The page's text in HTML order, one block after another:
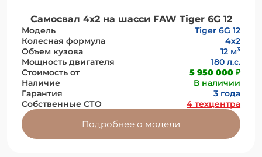
Самосвал 4х2 на шасси FAW Tiger 6G 12
Модель
Tiger 6G 12
Колесная формула
4х2
Объем кузова
12 м3
Мощность двигателя
180 л.с.
Стоимость от
5 950 000 ₽
Наличие
В наличии
Гарантия
3 года
Собственные СТО
4 техцентра
Подробнее о модели